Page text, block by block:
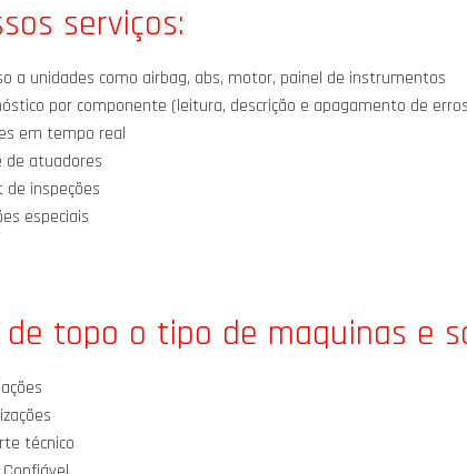
serviços:
a unidades como airbag, abs, motor, painel de instrumentos
por componente (leitura, descrição e apagamento de
em tempo real
de atuadores
de inspeções
especiais
de topo o tipo de maquinas e
técnico